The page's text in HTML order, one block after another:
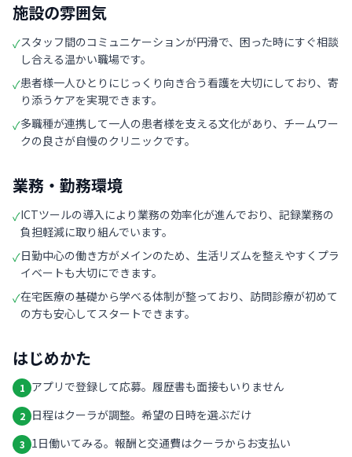
施設の雰囲気
✓スタッフ間のコミュニケーションが円滑で、困った時にすぐ相談
し合える温かい職場です。
✓患者様一人ひとりにじっくり向き合う看護を大切にしており、寄
り添うケアを実現できます。
✓多職種が連携して一人の患者様を支える文化があり、チームワー
クの良さが自慢のクリニックです。
業務・勤務環境
✓ICTツールの導入により業務の効率化が進んでおり、記録業務の
負担軽減に取り組んでいます。
✓日勤中心の働き方がメインのため、生活リズムを整えやすくプラ
イベートも大切にできます。
✓在宅医療の基礎から学べる体制が整っており、訪問診療が初めて
の方も安心してスタートできます。
はじめかた
1 アプリで登録して応募。履歴書も面接もいりません
2 日程はクーラが調整。希望の日時を選ぶだけ
3 1日働いてみる。報酬と交通費はクーラからお支払い